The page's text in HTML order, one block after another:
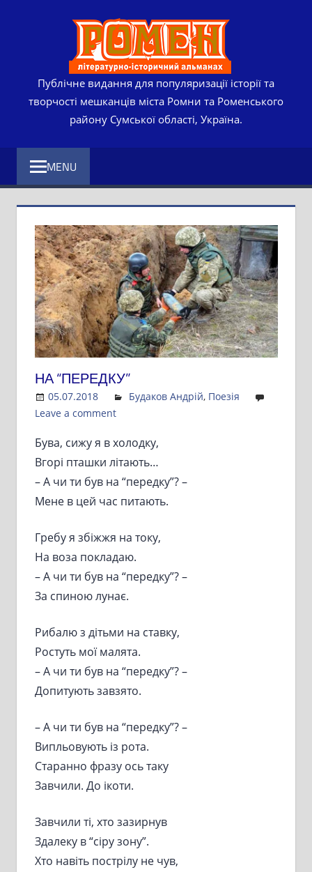
Публічне видання для популяризації історії та
творчості мешканців міста Ромни та Роменського
району Сумської області, Україна.
MENU
НА “ПЕРЕДКУ”
05.07.2018 Admin
Будаков Андрій, Поезія
Leave a comment
Бува, сижу я в холодку,
Вгорі пташки літають…
– А чи ти був на “передку”? –
Мене в цей час питають.
Гребу я збіжжя на току,
На воза покладаю.
– А чи ти був на “передку”? –
За спиною лунає.
Рибалю з дітьми на ставку,
Ростуть мої малята.
– А чи ти був на “передку”? –
Допитують завзято.
– А чи ти був на “передку”? –
Випльовують із рота.
Старанно фразу ось таку
Завчили. До ікоти.
Завчили ті, хто зазирнув
Здалеку в “сіру зону”.
Хто навіть пострілу не чув,